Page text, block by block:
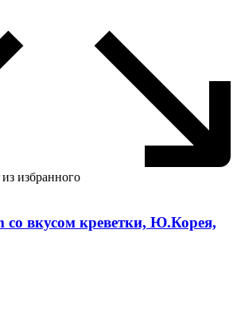
избранного
вкусом креветки, Ю.Корея,